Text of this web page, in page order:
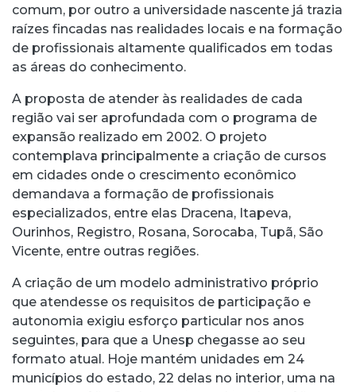
comum, por outro a universidade nascente já trazia
raízes fincadas nas realidades locais e na formação
de profissionais altamente qualificados em todas
as áreas do conhecimento.
A proposta de atender às realidades de cada
região vai ser aprofundada com o programa de
expansão realizado em 2002. O projeto
contemplava principalmente a criação de cursos
em cidades onde o crescimento econômico
demandava a formação de profissionais
especializados, entre elas Dracena, Itapeva,
Ourinhos, Registro, Rosana, Sorocaba, Tupã, São
Vicente, entre outras regiões.
A criação de um modelo administrativo próprio
que atendesse os requisitos de participação e
autonomia exigiu esforço particular nos anos
seguintes, para que a Unesp chegasse ao seu
formato atual. Hoje mantém unidades em 24
municípios do estado, 22 delas no interior, uma na